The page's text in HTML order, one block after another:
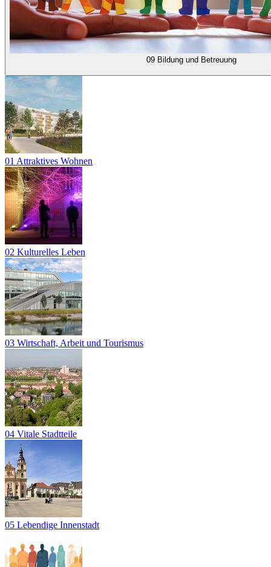
09 Bildung und Betreuung
01 Attraktives Wohnen
02 Kulturelles Leben
03 Wirtschaft, Arbeit und Tourismus
04 Vitale Stadtteile
05 Lebendige Innenstadt